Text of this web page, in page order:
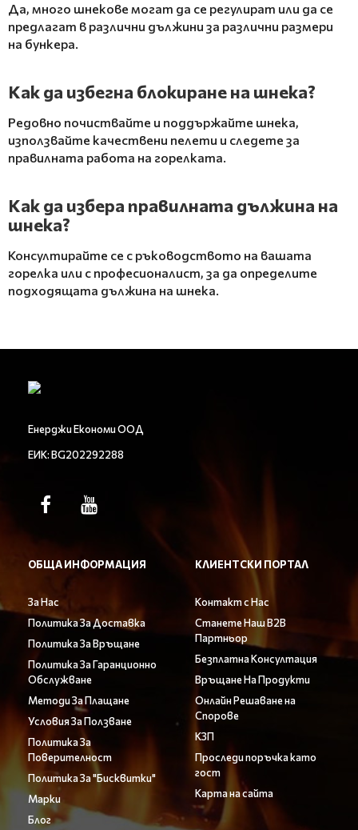
Да, много шнекове могат да се регулират или да се
предлагат в различни дължини за различни размери
на бункера.
Как да избегна блокиране на шнека?
Редовно почиствайте и поддържайте шнека,
използвайте качествени пелети и следете за
правилната работа на горелката.
Как да избера правилната дължина на
шнека?
Консултирайте се с ръководството на вашата
горелка или с професионалист, за да определите
подходящата дължина на шнека.
Енерджи Економи ООД
ЕИК: BG202292288
ОБЩА ИНФОРМАЦИЯ
За Нас
Политика За Доставка
Политика За Връщане
Политика За Гаранционно
Обслужване
Методи За Плащане
Условия За Ползване
Политика За
Поверителност
Политика За "Бисквитки"
Марки
Блог
КЛИЕНТСКИ ПОРТАЛ
Контакт с Нас
Станете Наш B2B
Партньор
Безплатна Консултация
Връщане На Продукти
Онлайн Решаване на
Спорове
КЗП
Проследи поръчка като
гост
Карта на сайта